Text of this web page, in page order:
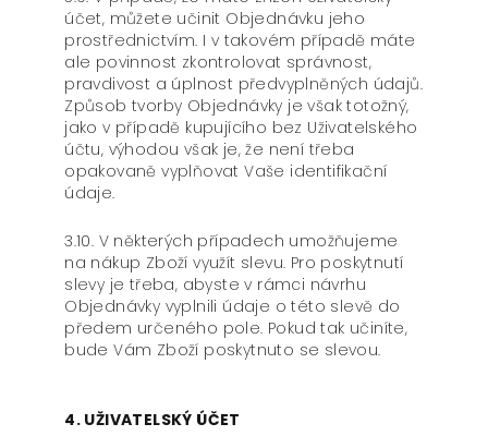
účet, můžete učinit Objednávku jeho
prostřednictvím. I v takovém případě máte
ale povinnost zkontrolovat správnost,
pravdivost a úplnost předvyplněných údajů.
Způsob tvorby Objednávky je však totožný,
jako v případě kupujícího bez Uživatelského
účtu, výhodou však je, že není třeba
opakovaně vyplňovat Vaše identifikační
údaje.
3.10. V některých případech umožňujeme
na nákup Zboží využít slevu. Pro poskytnutí
slevy je třeba, abyste v rámci návrhu
Objednávky vyplnili údaje o této slevě do
předem určeného pole. Pokud tak učiníte,
bude Vám Zboží poskytnuto se slevou.
4. UŽIVATELSKÝ ÚČET